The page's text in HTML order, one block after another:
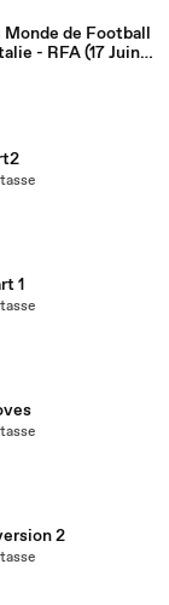
Monde de Football
- RFA (17 Juin
1
2